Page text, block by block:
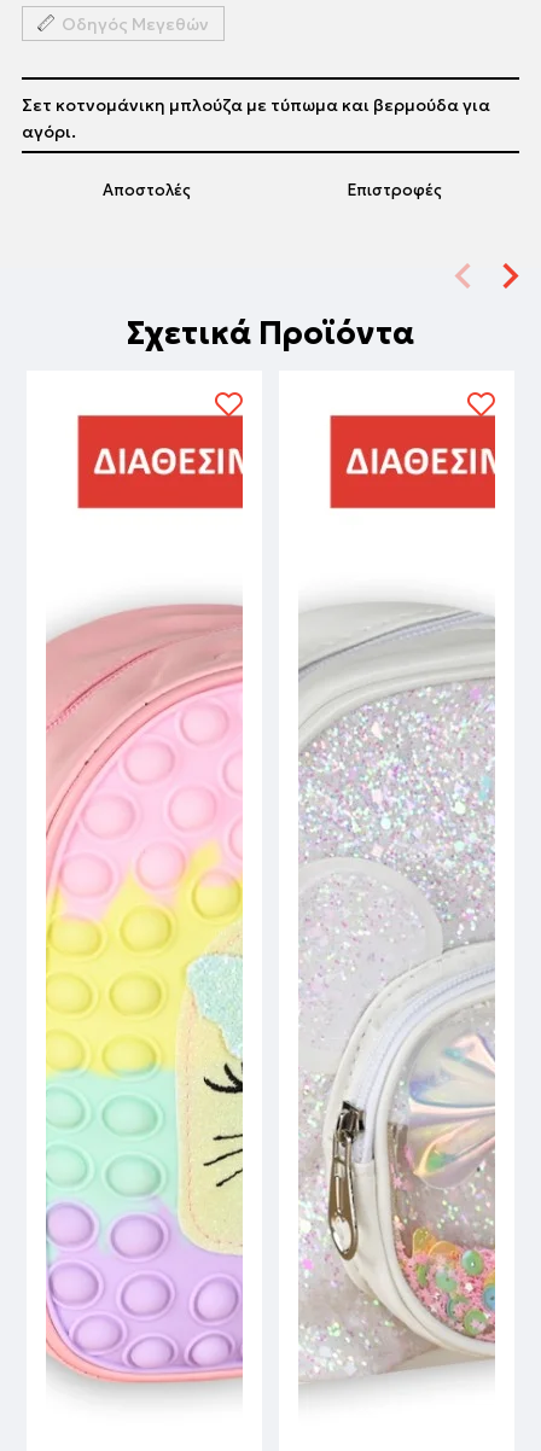
Οδηγός Μεγεθών
Αποστολές Επιστροφές
Σετ κοτνομάνικη μπλούζα με τύπωμα και βερμούδα για
αγόρι.
Σχετικά Προϊόντα